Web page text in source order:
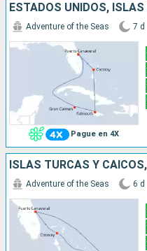
Pague en 4X
Adventure of the Seas 7 d
Adventure of the Seas 6 d